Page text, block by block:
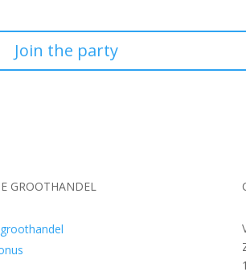
Join the party
GROOTHANDEL